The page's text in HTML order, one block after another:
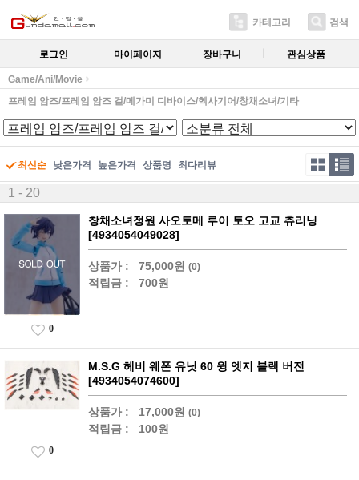
카테고리 검색
로그인 마이페이지 장바구니 관심상품
Game/Ani/Movie
프레임 암즈/프레임 암즈 걸/메가미 디바이스/헥사기어/창채소녀/기타
최신순 낮은가격 높은가격 상품명 최다리뷰
1 - 20
창채소녀정원 사오토메 루이 토오 고교 츄리닝
[4934054049028]
상품가 : 75,000원 (0)
적립금 : 700원
0
M.S.G 헤비 웨폰 유닛 60 윙 엣지 블랙 버전
[4934054074600]
상품가 : 17,000원 (0)
적립금 : 100원
0